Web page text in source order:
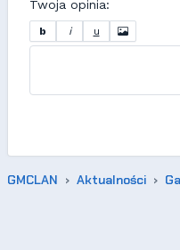
Twoja opinia:
b i u
GMCLAN Aktualności